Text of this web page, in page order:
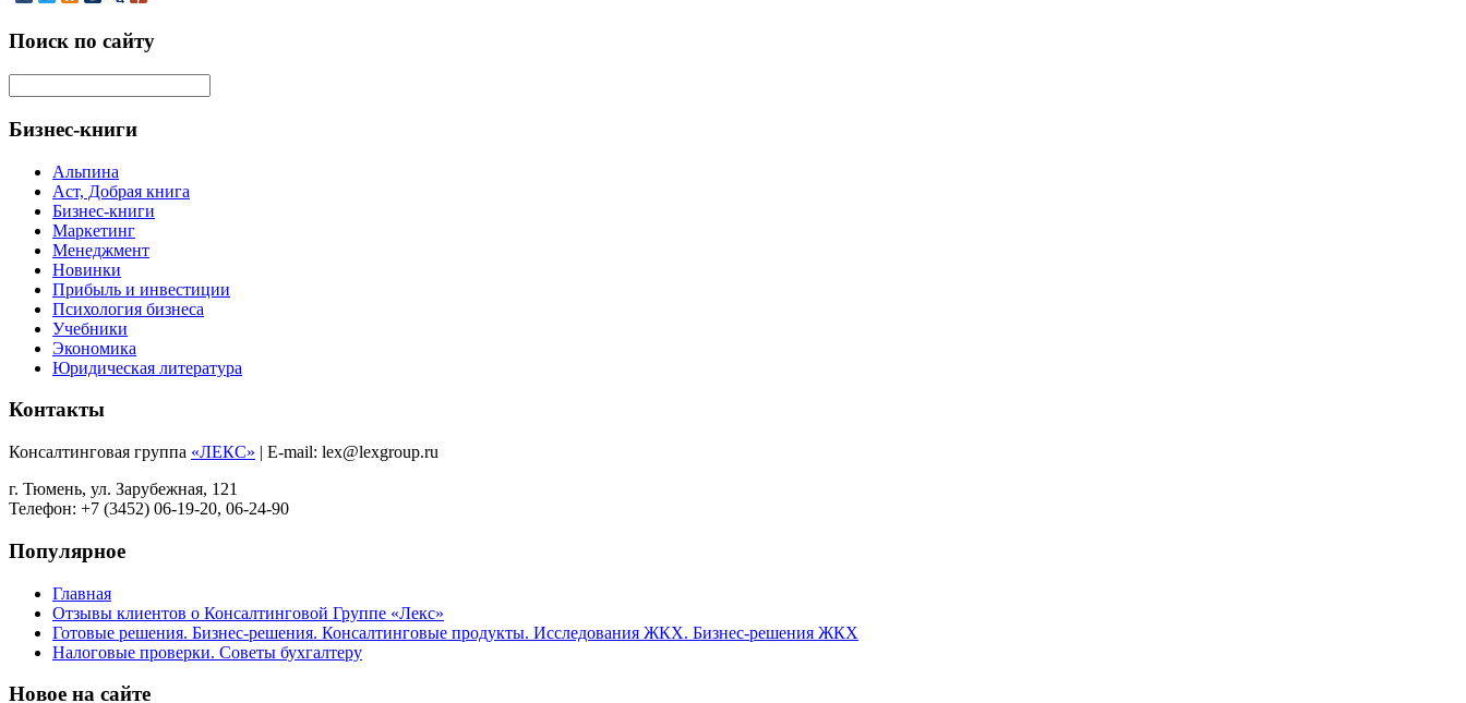
Поиск по сайту
Бизнес-книги
Альпина
Аст, Добрая книга
Бизнес-книги
Маркетинг
Менеджмент
Новинки
Прибыль и инвестиции
Психология бизнеса
Учебники
Экономика
Юридическая литература
Контакты
Консалтинговая группа «ЛЕКС» | E-mail: lex@lexgroup.ru
г. Тюмень, ул. Зарубежная, 121
Телефон: +7 (3452) 06-19-20, 06-24-90
Популярное
Главная
Отзывы клиентов о Консалтинговой Группе «Лекс»
Готовые решения. Бизнес-решения. Консалтинговые продукты. Исследования ЖКХ. Бизнес-решения ЖКХ
Налоговые проверки. Советы бухгалтеру
Новое на сайте